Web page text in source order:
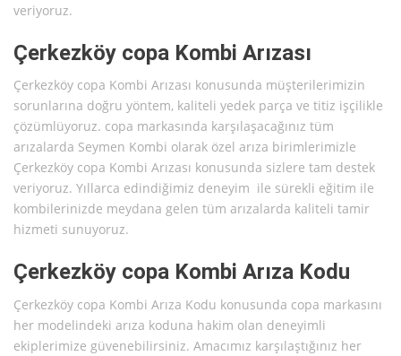
veriyoruz.
Çerkezköy copa Kombi Arızası
Çerkezköy copa Kombi Arızası konusunda müşterilerimizin
sorunlarına doğru yöntem, kaliteli yedek parça ve titiz işçilikle
çözümlüyoruz. copa markasında karşılaşacağınız tüm
arızalarda Seymen Kombi olarak özel arıza birimlerimizle
Çerkezköy copa Kombi Arızası konusunda sizlere tam destek
veriyoruz. Yıllarca edindiğimiz deneyim ile sürekli eğitim ile
kombilerinizde meydana gelen tüm arızalarda kaliteli tamir
hizmeti sunuyoruz.
Çerkezköy copa Kombi Arıza Kodu
Çerkezköy copa Kombi Arıza Kodu konusunda copa markasını
her modelindeki arıza koduna hakim olan deneyimli
ekiplerimize güvenebilirsiniz. Amacımız karşılaştığınız her